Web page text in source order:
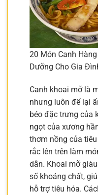
20 Món Canh
Dưỡng Cho Gia
Canh khoai mỡ là
nhưng luôn để lại
béo đặc trưng của
ngọt của xương
thơm nồng của
rắc lên trên làm
dẫn. Khoai mỡ
số khoáng chất,
hỗ trợ tiêu hóa.